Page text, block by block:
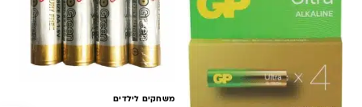
משחקים לילדים